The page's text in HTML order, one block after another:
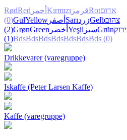
RødRed أحمر Kırmızı قرمزRotאדום
(0)GulYellow أصفر SarıزردGelbצהוב
(2)GrønGreen أخضر Yeşil سبزGrünירוק
(1)BdsBdsBdsBdsBdsBdsBds (0)
Drikkevarer (varegruppe)
Iskaffe (Peter Larsen Kaffe)
Kaffe (varegruppe)